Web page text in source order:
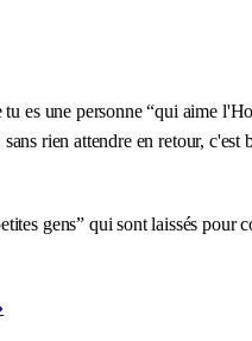
es une personne “qui aime
rien attendre en retour,
gens” qui sont laissés pour